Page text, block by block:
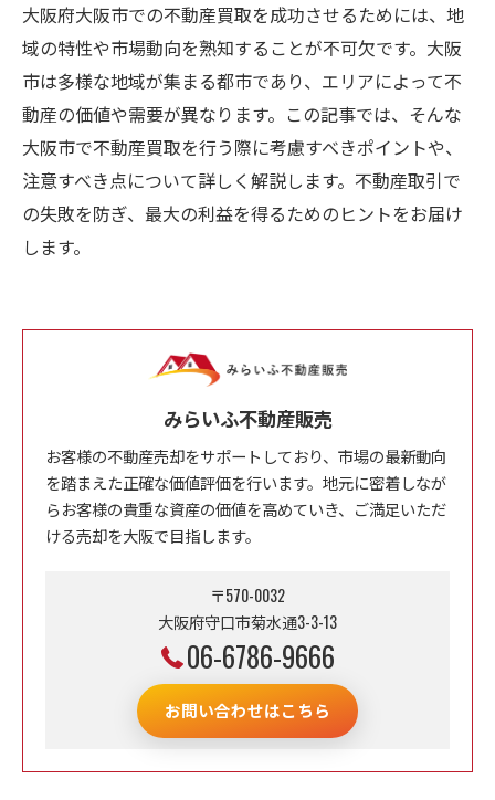
大阪府大阪市での不動産買取を成功させるためには、地
域の特性や市場動向を熟知することが不可欠です。大阪
市は多様な地域が集まる都市であり、エリアによって不
動産の価値や需要が異なります。この記事では、そんな
大阪市で不動産買取を行う際に考慮すべきポイントや、
注意すべき点について詳しく解説します。不動産取引で
の失敗を防ぎ、最大の利益を得るためのヒントをお届け
します。
みらいふ不動産販売
お客様の不動産売却をサポートしており、市場の最新動向
を踏まえた正確な価値評価を行います。地元に密着しなが
らお客様の貴重な資産の価値を高めていき、ご満足いただ
ける売却を大阪で目指します。
〒570-0032
大阪府守口市菊水通3-3-13
06-6786-9666
お問い合わせはこちら